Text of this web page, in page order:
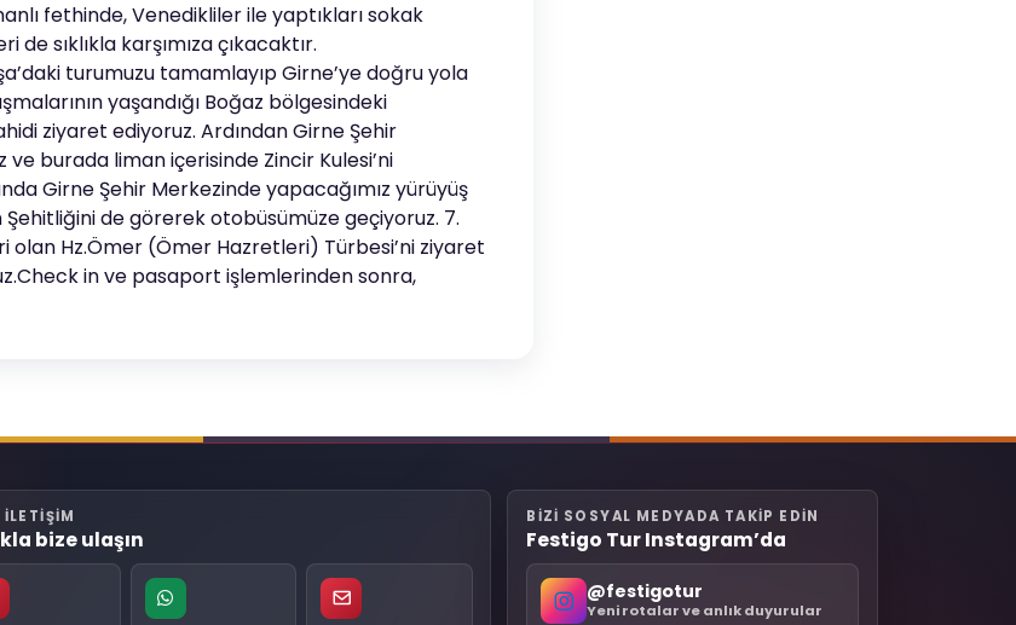
fethinde, Venedikliler ile yaptıkları sokak
sıklıkla karşımıza çıkacaktır.
turumuzu tamamlayıp Girne’ye doğru yola
yaşandığı Boğaz bölgesindeki
ziyaret ediyoruz. Ardından Girne Şehir
ve burada liman içerisinde Zincir Kulesi’ni
Girne Şehir Merkezinde yapacağımız yürüyüş
Şehitliğini de görerek otobüsümüze geçiyoruz. 7.
olan Hz.Ömer (Ömer Hazretleri) Türbesi’ni ziyaret
in ve pasaport işlemlerinden sonra,
bize ulaşın
BIZI SOSYAL MEDYADA TAKIP EDIN
Festigo Tur Instagram’da
@festigotur
Yeni rotalar ve anlık duyurular